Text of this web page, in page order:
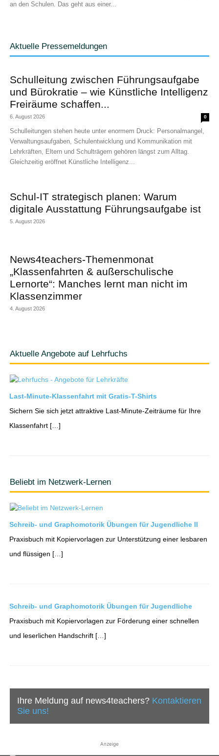
an den Schulen. Das geht aus einer...
Aktuelle Pressemeldungen
Schulleitung zwischen Führungsaufgabe
und Bürokratie – wie Künstliche Intelligenz
Freiräume schaffen...
6. August 2026 0
Schulleitungen stehen heute unter enormem Druck: Personalmangel,
Verwaltungsaufgaben, Schulentwicklung und Kommunikation mit
Lehrkräften, Eltern und Schulträgern gehören längst zum Alltag.
Gleichzeitig eröffnet Künstliche Intelligenz...
Schul-IT strategisch planen: Warum
digitale Ausstattung Führungsaufgabe ist
5. August 2026
News4teachers-Themenmonat
„Klassenfahrten & außerschulische
Lernorte“: Manches lernt man nicht im
Klassenzimmer
4. August 2026
Aktuelle Angebote auf Lehrfuchs
Last-Minute-Klassenfahrt mit Gratis-T-Shirts
Sichern Sie sich jetzt attraktive Last-Minute-Zeiträume für Ihre
Klassenfahrt […]
Beliebt im Netzwerk-Lernen
Schreib- und Graphomotorik Übungen für Jugendliche II
Praxisbuch mit Kopiervorlagen zur Unterstützung einer lesbaren
und flüssigen […]
Schreib- und Graphomotorik Übungen für Jugendliche
Praxisbuch mit Kopiervorlagen zur Förderung einer schnellen
und leserlichen Handschrift […]
Ihre Meldung auf news4teachers? Kontaktieren
Sie uns!
Anzeige